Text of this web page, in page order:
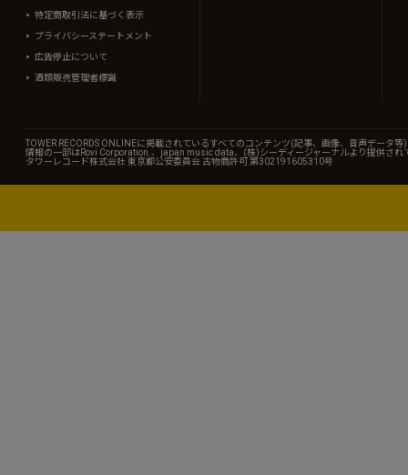
特定商取引法に基づく表示
プライバシーステートメント
広告停止について
酒類販売管理者標識
TOWER RECORDS ONLINEに掲載されているすべてのコンテンツ(記事、画像、音声データ
情報の一部はRovi Corporation.、japan music data、(株)シーディージャーナルより提供され
タワーレコード株式会社 東京都公安委員会 古物商許可 第302191605310号